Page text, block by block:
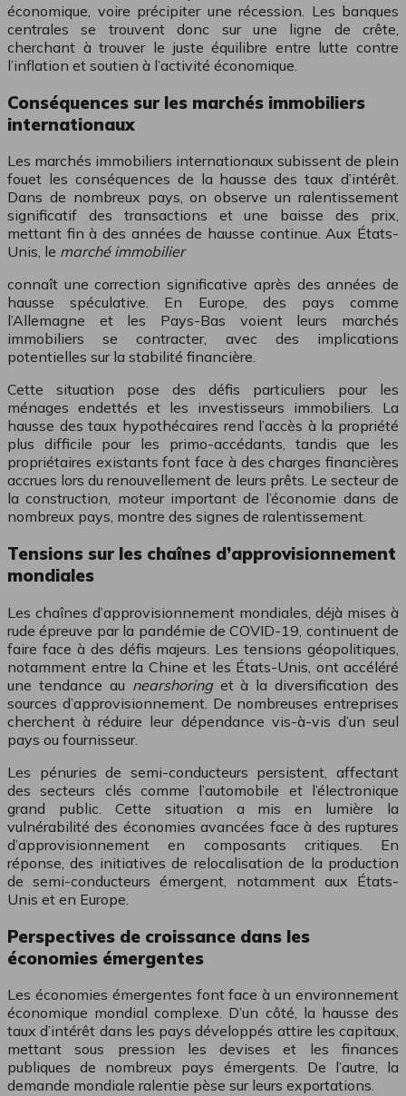
économique, voire précipiter une récession. Les banques
centrales se trouvent donc sur une ligne de crête,
cherchant à trouver le juste équilibre entre lutte contre
l’inflation et soutien à l’activité économique.
Conséquences sur les marchés immobiliers
internationaux
Les marchés immobiliers internationaux subissent de plein
fouet les conséquences de la hausse des taux d’intérêt.
Dans de nombreux pays, on observe un ralentissement
significatif des transactions et une baisse des prix,
mettant fin à des années de hausse continue. Aux États-
Unis, le marché immobilier
connaît une correction significative après des années de
hausse spéculative. En Europe, des pays comme
l’Allemagne et les Pays-Bas voient leurs marchés
immobiliers se contracter, avec des implications
potentielles sur la stabilité financière.
Cette situation pose des défis particuliers pour les
ménages endettés et les investisseurs immobiliers. La
hausse des taux hypothécaires rend l’accès à la propriété
plus difficile pour les primo-accédants, tandis que les
propriétaires existants font face à des charges financières
accrues lors du renouvellement de leurs prêts. Le secteur de
la construction, moteur important de l’économie dans de
nombreux pays, montre des signes de ralentissement.
Tensions sur les chaînes d’approvisionnement
mondiales
Les chaînes d’approvisionnement mondiales, déjà mises à
rude épreuve par la pandémie de COVID-19, continuent de
faire face à des défis majeurs. Les tensions géopolitiques,
notamment entre la Chine et les États-Unis, ont accéléré
une tendance au nearshoringet à la diversification des
sources d’approvisionnement. De nombreuses entreprises
cherchent à réduire leur dépendance vis-à-vis d’un seul
pays ou fournisseur.
Les pénuries de semi-conducteurs persistent, affectant
des secteurs clés comme l’automobile et l’électronique
grand public. Cette situation a mis en lumière la
vulnérabilité des économies avancées face à des ruptures
d’approvisionnement en composants critiques. En
réponse, des initiatives de relocalisation de la production
de semi-conducteurs émergent, notamment aux États-
Unis et en Europe.
Perspectives de croissance dans les
économies émergentes
Les économies émergentes font face à un environnement
économique mondial complexe. D’un côté, la hausse des
taux d’intérêt dans les pays développés attire les capitaux,
mettant sous pression les devises et les finances
publiques de nombreux pays émergents. De l’autre, la
demande mondiale ralentie pèse sur leurs exportations.